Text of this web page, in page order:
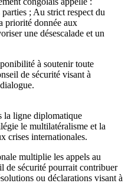
; Au strict respect du
priorité donnée aux
une désescalade et un
à soutenir toute
de sécurité visant à
la ligne diplomatique
le multilatéralisme et la
crises internationales.
multiplie les appels au
de sécurité pourrait contribuer
ou déclarations visant à